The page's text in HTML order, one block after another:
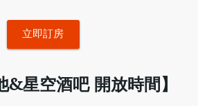
立即訂房
&星空酒吧 開放時間】